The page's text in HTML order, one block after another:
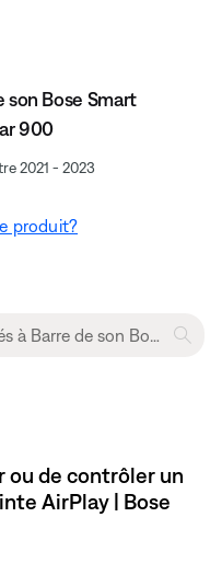
son Bose Smart
900
2021 - 2023
produit?
ou de contrôler un
AirPlay | Bose